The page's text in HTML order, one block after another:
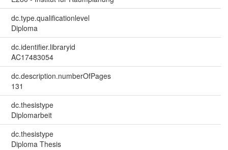
dc.type.qualificationlevel
Diploma
dc.identifier.libraryid
AC17483054
dc.description.numberOfPages
131
dc.thesistype
Diplomarbeit
dc.thesistype
Diploma Thesis